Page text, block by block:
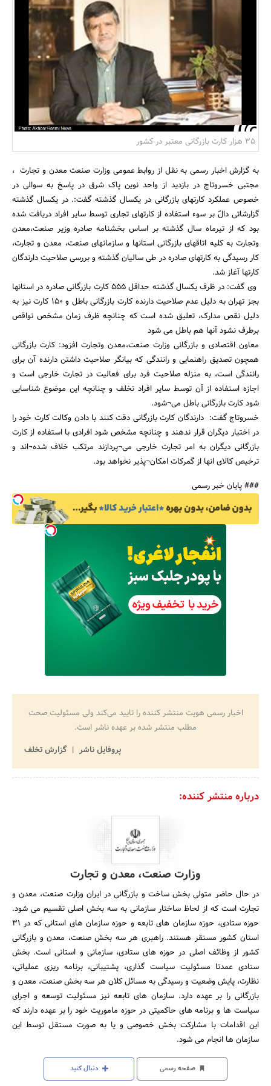
بانک، بیمه و سرمایه
مسکن و ساختمان
جستجو
35 هزار کارت بازرگانی معتبر در کشور
به گزارش اخبار رسمی به نقل از روابط عمومی وزارت صنعت معدن و تجارت ،
مجتبی خسروتاج در بازدید از واحد نوین پاک شرق در پاسخ به سوالی در
خصوص عملکرد کارتهای بازرگانی در یکسال گذشته گفت:. در یکسال گذشته
گزارشاتی دالّ بر سوء استفاده از کارتهای تجاری توسط سایر افراد دریافت شده
بود که از تیرماه سال گذشته بر اساس بخشنامه صادره وزیر صنعت،معدن
وتجارت به کلیه اتاقهای بازرگانی استانها و سازمانهای صنعت، معدن و تجارت،
کار رسیدگی به کارتهای صادره در طی سالیان گذشته و بررسی صلاحیت دارندگان
کارتها آغاز شد.
وی گفت: در ظرف یکسال گذشته حداقل 555 کارت بازرگانی صادره در استانها
بجز تهران به دلیل عدم صلاحیت دارنده کارت بازرگانی باطل و 150 کارت نیز به
دلیل نقص مدارک، تعلیق شده است که چنانچه ظرف زمان مشخص نواقص
برطرف نشود آنها هم باطل می شود
معاون اقتصادی و بازرگانی وزارت صنعت،معدن وتجارت افزود: کارت بازرگانی
همچون تصدیق راهنمایی و رانندگی که بیانگر صلاحیت داشتن دارنده آن برای
رانندگی است، به منزله صلاحیت فرد برای فعالیت در تجارت خارجی است و
اجازه استفاده از آن توسط سایر افراد تخلف و چنانچه این موضوع شناسایی
شود کارت بازرگانی باطل می¬شود.
خسروتاج گفت: دارندگان کارت بازرگانی دقت کنند با دادن وکالت کارت خود را
در اختیار دیگران قرار ندهند و چنانچه مشخص شود افرادی با استفاده از کارت
بازرگانی دیگران به امر تجارت خارجی می¬پردازند مرتکب خلاف شده¬اند و
ترخیص کالای انها از گمرکات امکان¬پذیر نخواهد بود.
### پایان خبر رسمی
اخبار رسمی هویت منتشر کننده را تایید می‌کند ولی مسئولیت صحت
مطلب منتشر شده بر عهده ناشر است.
پروفایل ناشر
گزارش تخلف
درباره منتشر کننده:
وزارت صنعت، معدن و تجارت
در حال حاضر متولی بخش ساخت و بازرگانی در ایران وزارت صنعت، معدن و
تجارت است که از لحاظ ساختار سازمانی به سه بخش اصلی تقسیم می شود.
حوزه ستادی، حوزه سازمان های تابعه و حوزه سازمان های استانی که در 31
استان کشور مستقر هستند. راهبری هر سه بخش صنعت، معدن و بازرگانی
کشور از وظائف اصلی در حوزه های ستادی، سازمانی و استانی است. بخش
ستادی عمدتا مسئولیت سیاست گذاری، پشتیبانی، برنامه ریزی عملیاتی،
نظارت، پایش وضعیت و رسیدگی به مسائل کلان هر سه بخش صنعت، معدن و
بازرگانی را بر عهده دارد. سازمان های تابعه نیز مسئولیت توسعه و اجرای
سیاست ها و برنامه های حاکمیتی در حوزه ماموریت خود را بر عهده دارند که
این اقدامات با مشارکت بخش خصوصی و یا به صورت مستقل توسط این
سازمان ها انجام می شود.
صفحه رسمی دنبال کنید